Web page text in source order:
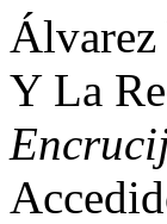
Álvarez
Y La